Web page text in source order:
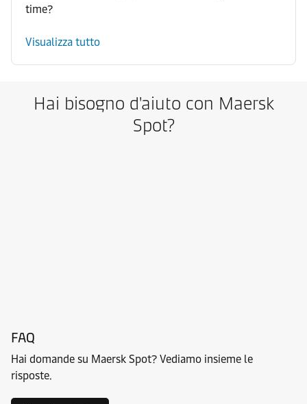
time?
Visualizza tutto
Hai bisogno d'aiuto con Maersk
Spot?
FAQ
Hai domande su Maersk Spot? Vediamo insieme le
risposte.